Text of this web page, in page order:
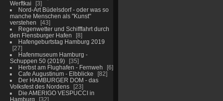
Werftkai
3
Nord-Art Büdelsdorf - oder was so
manche Menschen als "Kunst"
verstehen
43
Regenwetter und Schifffahrt durch
den Flensburger Hafen
8
Hafengeburtstag Hamburg 2019
27
Hafenmuseum Hamburg -
Schuppen 50 (2019)
35
Herbst am Flughafen - Fernweh
6
Cafe Augustinum - Elbblicke
82
Der HAMBURGER DOM - das
Volksfest des Nordens
23
Die AMERIGO VESPUCCI in
Hamburg
32